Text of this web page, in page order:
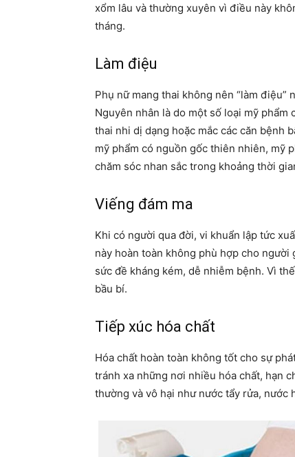
xổm lâu và thường xuyên vì điều này
tháng.
Làm điệu
Phụ nữ mang thai không nên “làm
Nguyên nhân là do một số loại mỹ
thai nhi dị dạng hoặc mắc các căn bệnh
mỹ phẩm có nguồn gốc thiên nhiên, mỹ
chăm sóc nhan sắc trong khoảng thời
Viếng đám ma
Khi có người qua đời, vi khuẩn lập tức
này hoàn toàn không phù hợp cho
sức đề kháng kém, dễ nhiễm bệnh. Vì
bầu bí.
Tiếp xúc hóa chất
Hóa chất hoàn toàn không tốt cho sự
tránh xa những nơi nhiều hóa chất, hạn
thường và vô hại như nước tẩy rửa, nước